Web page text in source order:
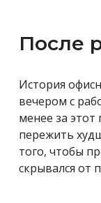
После
История
вечером с
менее за
пережить
того, чтобы
скрывался от